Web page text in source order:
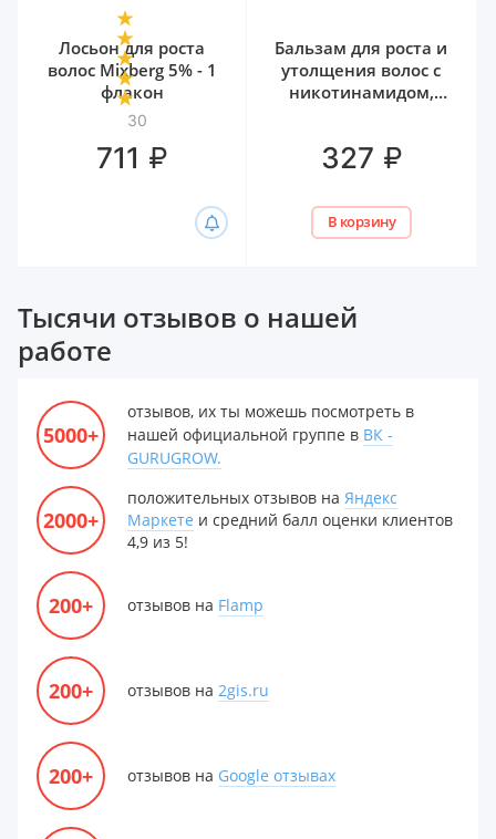
30
Лосьон для роста
волос Mixberg 5% - 1
флакон
711 ₽
Бальзам для роста и
утолщения волос с
никотинамидом,
300 мл
327 ₽
В корзину
Тысячи отзывов о нашей
работе
5000+
отзывов, их ты можешь посмотреть в
нашей официальной группе в ВК -
GURUGROW.
2000+
положительных отзывов на Яндекс
Маркете и средний балл оценки клиентов
4,9 из 5!
200+ отзывов на Flamp
200+ отзывов на 2gis.ru
200+ отзывов на Google отзывах